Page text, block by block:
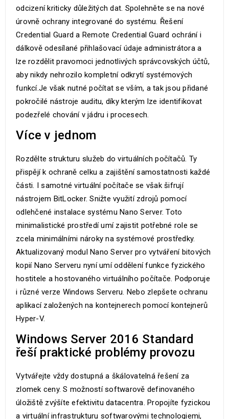
odcizení kriticky důležitých dat. Spolehněte se na nové
úrovně ochrany integrované do systému. Řešení
Credential Guard a Remote Credential Guard ochrání i
dálkově odesílané přihlašovací údaje administrátora a
lze rozdělit pravomoci jednotlivých správcovských účtů,
aby nikdy nehrozilo kompletní odkrytí systémových
funkcí.Je však nutné počítat se vším, a tak jsou přidané
pokročilé nástroje auditu, díky kterým lze identifikovat
podezřelé chování v jádru i procesech.
Více v jednom
Rozdělte strukturu služeb do virtuálních počítačů. Ty
přispějí k ochraně celku a zajištění samostatnosti každé
části. I samotné virtuální počítače se však šifrují
nástrojem BitLocker. Snižte využití zdrojů pomocí
odlehčené instalace systému Nano Server. Toto
minimalistické prostředí umí zajistit potřebné role se
zcela minimálními nároky na systémové prostředky.
Aktualizovaný modul Nano Server pro vytváření bitových
kopií Nano Serveru nyní umí oddělení funkce fyzického
hostitele a hostovaného virtuálního počítače. Podporuje
i různé verze Windows Serveru. Nebo zlepšete ochranu
aplikací založených na kontejnerech pomocí kontejnerů
Hyper-V.
Windows Server 2016 Standard
řeší praktické problémy provozu
Vytvářejte vždy dostupná a škálovatelná řešení za
zlomek ceny. S možností softwarově definovaného
úložiště zvýšíte efektivitu datacentra. Propojíte fyzickou
a virtuální infrastrukturu softwarovými technologiemi,